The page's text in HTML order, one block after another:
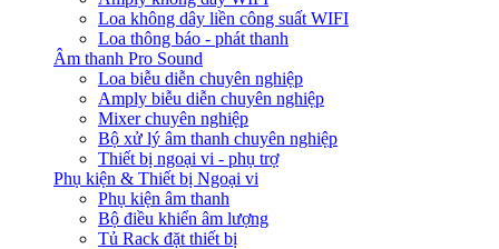
Loa không dây liền công suất WIFI
Loa thông báo - phát thanh
Âm thanh Pro Sound
Loa biễu diễn chuyên nghiệp
Amply biễu diễn chuyên nghiệp
Mixer chuyên nghiệp
Bộ xử lý âm thanh chuyên nghiệp
Thiết bị ngoại vi - phụ trợ
Phụ kiện & Thiết bị Ngoại vi
Phụ kiện âm thanh
Bộ điều khiển âm lượng
Tủ Rack đặt thiết bị